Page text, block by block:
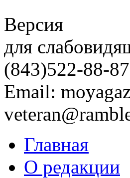
Версия
для
(843)522-88-87
Email:
Главная
О редакции